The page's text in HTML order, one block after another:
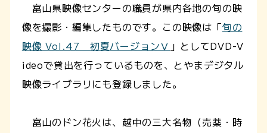
富山県映像センターの職員が県内各地の旬の映
像を撮影・編集したものです。この映像は「旬の
映像 Vol.47 初夏バージョンⅤ 」としてDVD-V
ideoで貸出を行っているものを、とやまデジタル
映像ライブラリにも登録しました。
富山のドン花火は、越中の三大名物（売薬・時